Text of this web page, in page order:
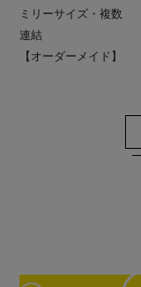
ミリーサイズ・複数
連結
【オーダーメイド】